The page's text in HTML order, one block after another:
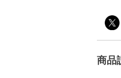
商品